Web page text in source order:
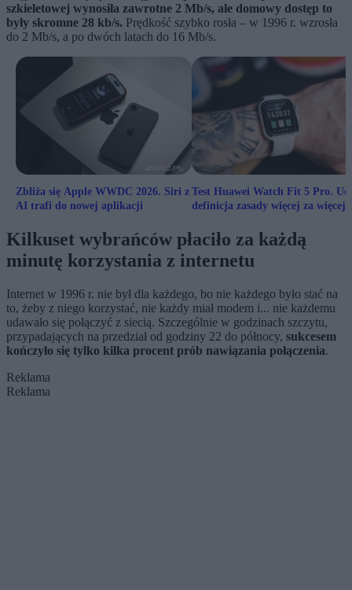
szkieletowej wynosiła zawrotne 2 Mb/s, ale domowy dostęp to
były skromne 28 kb/s. Prędkość szybko rosła – w 1996 r. wzrosła
do 2 Mb/s, a po dwóch latach do 16 Mb/s.
Zbliża się Apple WWDC 2026. Siri z
AI trafi do nowej aplikacji
Test Huawei Watch Fit 5 Pro.
definicja zasady więcej za więcej
Kilkuset wybrańców płaciło za każdą
minutę korzystania z internetu
Internet w 1996 r. nie był dla każdego, bo nie każdego było stać na
to, żeby z niego korzystać, nie każdy miał modem i... nie każdemu
udawało się połączyć z siecią. Szczególnie w godzinach szczytu,
przypadających na przedział od godziny 22 do północy, sukcesem
kończyło się tylko kilka procent prób nawiązania połączenia.
Reklama
Reklama